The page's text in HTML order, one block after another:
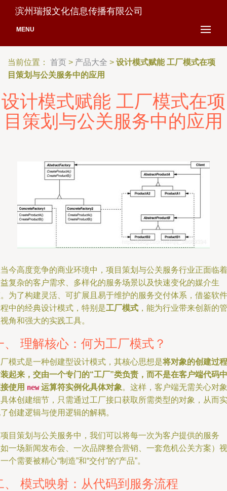
滨州瑞报文化信息传播有限公司
MENU
当前位置： 首页 > 产品大全 > 设计模式赋能 工厂模式在项
目策划与公关服务中的应用
设计模式赋能 工厂模式在项
目策划与公关服务中的应用
今高度竞争的商业环境中，项目策划与公关服务行业正面临着
复杂的客户需求、多样化的服务场景以及快速变化的媒介生
为了构建灵活、可扩展且易于维护的服务交付体系，借鉴软件
中的经典设计模式，特别是工厂模式 ，能为行业带来创新的管
角和强大的实践工具。
、 理解核心：何为工厂模式？
模式是一种创建型设计模式，其核心思想是将对象的创建过程
起来，交由一个专门的“工厂”类负责，而不是在客户端代码中
使用 new 运算符实例化具体对象。这样，客户端无需关心对象
体创建细节，只需通过工厂接口获取所需类型的对象，从而实
创建逻辑与使用逻辑的解耦。
目策划与公关服务中，我们可以将每一次为客户提供的服务
一场新闻发布会、一次品牌整合营销、一套危机公关方案）视
个需要被精心“制造”和“交付”的“产品”。
、 模式映射：从代码到服务流程